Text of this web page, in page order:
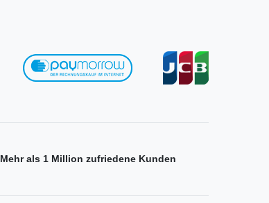
Mehr als 1 Million zufriedene Kunden